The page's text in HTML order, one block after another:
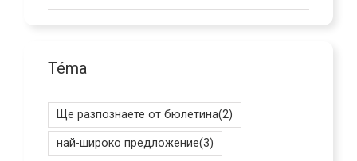
Téma
Ще разпознаете от бюлетина(2)
най-широко предложение(3)